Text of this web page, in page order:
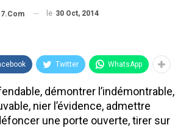
le 30 Oct, 2014
Twitter WhatsApp
démontrer l’indémontrable,
nier l’évidence, admettre
une porte ouverte, tirer sur